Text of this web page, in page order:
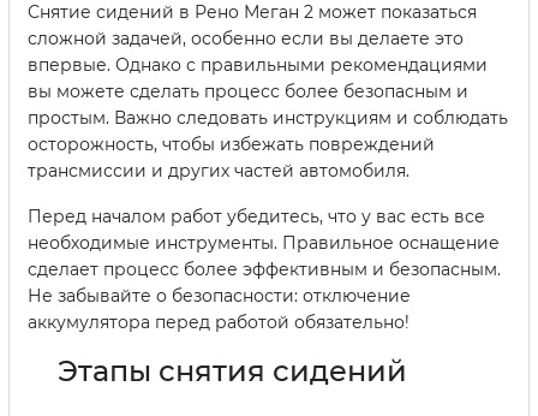
Снятие сидений в Рено Меган 2 может показаться
сложной задачей, особенно если вы делаете это
впервые. Однако с правильными рекомендациями
вы можете сделать процесс более безопасным и
простым. Важно следовать инструкциям и соблюдать
осторожность, чтобы избежать повреждений
трансмиссии и других частей автомобиля.
Перед началом работ убедитесь, что у вас есть все
необходимые инструменты. Правильное оснащение
сделает процесс более эффективным и безопасным.
Не забывайте о безопасности: отключение
аккумулятора перед работой обязательно!
Этапы снятия сидений